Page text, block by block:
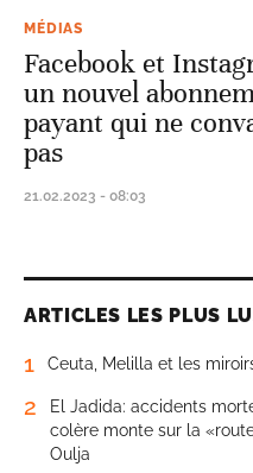
MÉDIAS
Facebook et
un nouvel
payant qui ne
pas
21.02.2023 - 08:03
ARTICLES LES PLUS
1 Ceuta, Melilla et les
2
El Jadida: accidents
colère monte sur la
Oulja